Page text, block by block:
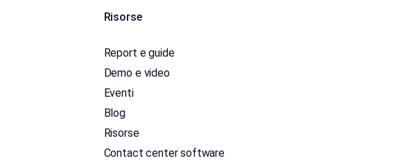
Risorse
Report e guide
Demo e video
Eventi
Blog
Risorse
Contact center software